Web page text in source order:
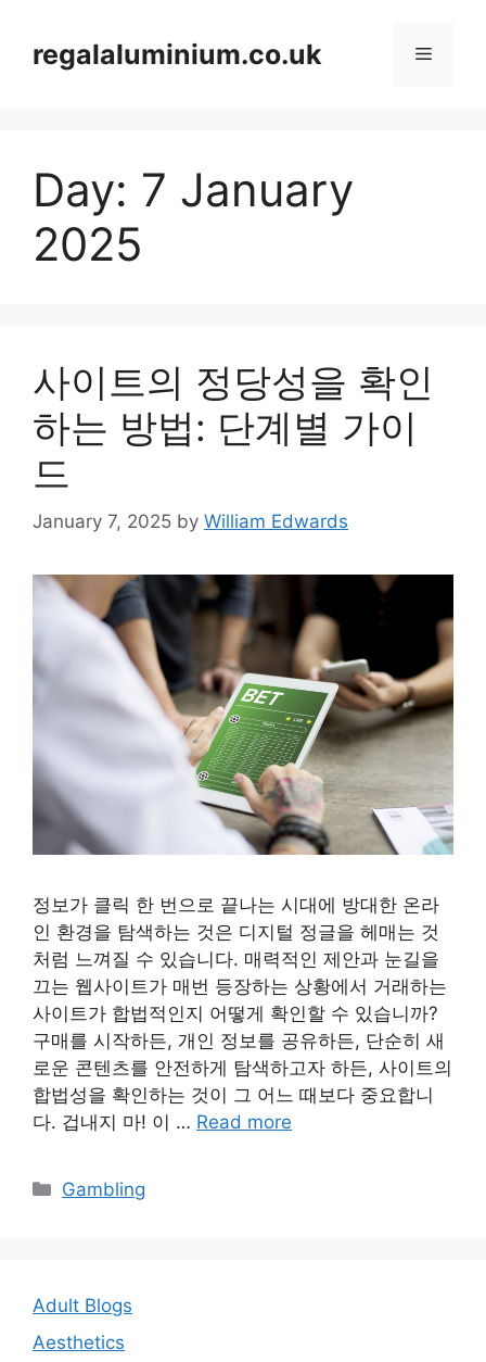
contentregalaluminium.co.uk Menu
Day: 7 January
2025
사이트의 정당성을 확인
하는 방법: 단계별 가이
드
January 7, 2025 by William Edwards
정보가 클릭 한 번으로 끝나는 시대에 방대한 온라
인 환경을 탐색하는 것은 디지털 정글을 헤매는 것
처럼 느껴질 수 있습니다. 매력적인 제안과 눈길을
끄는 웹사이트가 매번 등장하는 상황에서 거래하는
사이트가 합법적인지 어떻게 확인할 수 있습니까?
구매를 시작하든, 개인 정보를 공유하든, 단순히 새
로운 콘텐츠를 안전하게 탐색하고자 하든, 사이트의
합법성을 확인하는 것이 그 어느 때보다 중요합니
다. 겁내지 마! 이 … Read more
Categories
Gambling
Adult Blogs
Aesthetics